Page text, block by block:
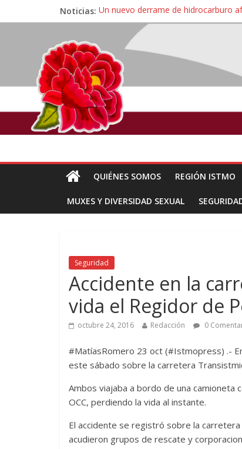
Noticias: Un nuevo derrame de hidrocarburo
Ángel, el joven autista expulsado
Familiares de periodista Alejandro
Alertan pescadores de Juchitán,
Pescadores y comuneros ikoots
QUIÉNES SOMOS REGIÓN ISTMO
MUXES Y DIVERSIDAD SEXUAL
Seguridad
Accidente en la
vida el Regidor de
octubre 24, 2016 Redacción 0
#MatíasRomero 23 oct (#Istmopress) .-
este sábado sobre la carretera
Ambos viajaba a bordo de una camioneta
OCC, perdiendo la vida al instante.
El accidente se registró sobre la
acudieron grupos de rescate y